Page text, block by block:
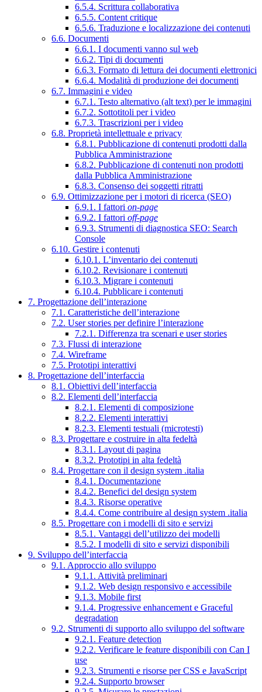
6.5.4. Scrittura collaborativa
6.5.5. Content critique
6.5.6. Traduzione e localizzazione dei contenuti
6.6. Documenti
6.6.1. I documenti vanno sul web
6.6.2. Tipi di documenti
6.6.3. Formato di lettura dei documenti elettronici
6.6.4. Modalità di produzione dei documenti
6.7. Immagini e video
6.7.1. Testo alternativo (alt text) per le immagini
6.7.2. Sottotitoli per i video
6.7.3. Trascrizioni per i video
6.8. Proprietà intellettuale e privacy
6.8.1. Pubblicazione di contenuti prodotti dalla
Pubblica Amministrazione
6.8.2. Pubblicazione di contenuti non prodotti
dalla Pubblica Amministrazione
6.8.3. Consenso dei soggetti ritratti
6.9. Ottimizzazione per i motori di ricerca (SEO)
6.9.1. I fattori on-page
6.9.2. I fattori off-page
6.9.3. Strumenti di diagnostica SEO: Search
Console
6.10. Gestire i contenuti
6.10.1. L’inventario dei contenuti
6.10.2. Revisionare i contenuti
6.10.3. Migrare i contenuti
6.10.4. Pubblicare i contenuti
7. Progettazione dell’interazione
7.1. Caratteristiche dell’interazione
7.2. User stories per definire l’interazione
7.2.1. Differenza tra scenari e user stories
7.3. Flussi di interazione
7.4. Wireframe
7.5. Prototipi interattivi
8. Progettazione dell’interfaccia
8.1. Obiettivi dell’interfaccia
8.2. Elementi dell’interfaccia
8.2.1. Elementi di composizione
8.2.2. Elementi interattivi
8.2.3. Elementi testuali (microtesti)
8.3. Progettare e costruire in alta fedeltà
8.3.1. Layout di pagina
8.3.2. Prototipi in alta fedeltà
8.4. Progettare con il design system .italia
8.4.1. Documentazione
8.4.2. Benefici del design system
8.4.3. Risorse operative
8.4.4. Come contribuire al design system .italia
8.5. Progettare con i modelli di sito e servizi
8.5.1. Vantaggi dell’utilizzo dei modelli
8.5.2. I modelli di sito e servizi disponibili
9. Sviluppo dell’interfaccia
9.1. Approccio allo sviluppo
9.1.1. Attività preliminari
9.1.2. Web design responsivo e accessibile
9.1.3. Mobile first
9.1.4. Progressive enhancement e Graceful
degradation
9.2. Strumenti di supporto allo sviluppo del software
9.2.1. Feature detection
9.2.2. Verificare le feature disponibili con Can I
use
9.2.3. Strumenti e risorse per CSS e JavaScript
9.2.4. Supporto browser